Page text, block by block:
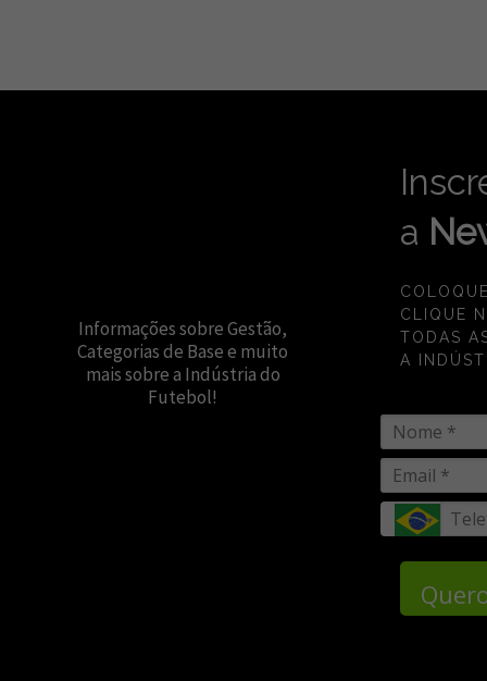
Informações sobre Gestão,
Categorias de Base e muito
mais sobre a Indústria do
Futebol!
a
CLIQUE
TODAS
A